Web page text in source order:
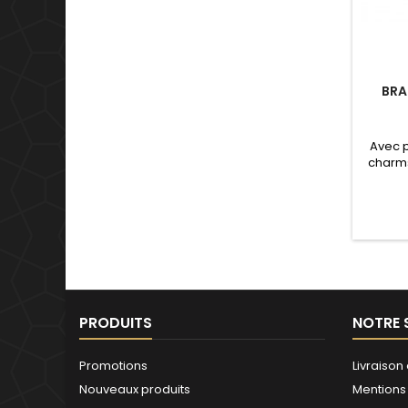
Avec
de
d'un
simple
PRODUITS
Promotions
Nouveaux produits
NOTRE